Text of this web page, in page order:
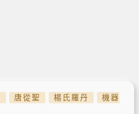
唐從聖 楊氏羅丹
機器